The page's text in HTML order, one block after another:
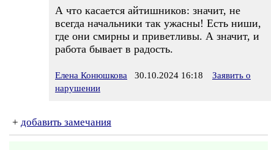
А что касается айтишников: значит, не
всегда начальники так ужасны! Есть ниши,
где они смирны и приветливы. А значит, и
работа бывает в радость.
Елена Конюшкова 30.10.2024 16:18
Заявить о
нарушении
+ добавить замечания